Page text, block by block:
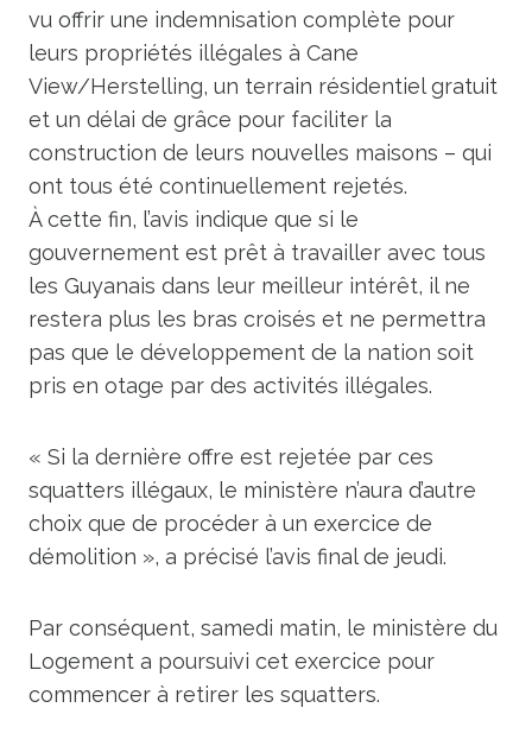
vu offrir une indemnisation complète pour
leurs propriétés illégales à Cane
View/Herstelling, un terrain résidentiel gratuit
et un délai de grâce pour faciliter la
construction de leurs nouvelles maisons – qui
ont tous été continuellement rejetés.
À cette fin, l’avis indique que si le
gouvernement est prêt à travailler avec tous
les Guyanais dans leur meilleur intérêt, il ne
restera plus les bras croisés et ne permettra
pas que le développement de la nation soit
pris en otage par des activités illégales.
« Si la dernière offre est rejetée par ces
squatters illégaux, le ministère n’aura d’autre
choix que de procéder à un exercice de
démolition », a précisé l’avis final de jeudi.
Par conséquent, samedi matin, le ministère du
Logement a poursuivi cet exercice pour
commencer à retirer les squatters.